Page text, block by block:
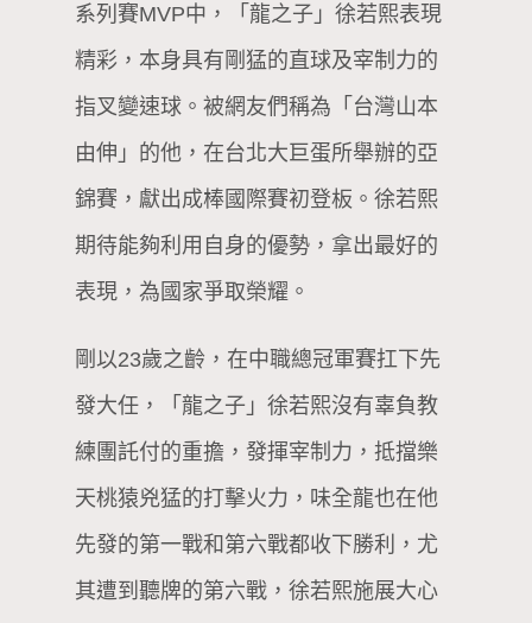
系列賽MVP中，「龍之子」徐若熙表現
精彩，本身具有剛猛的直球及宰制力的
指叉變速球。被網友們稱為「台灣山本
由伸」的他，在台北大巨蛋所舉辦的亞
錦賽，獻出成棒國際賽初登板。徐若熙
期待能夠利用自身的優勢，拿出最好的
表現，為國家爭取榮耀。
剛以23歲之齡，在中職總冠軍賽扛下先
發大任，「龍之子」徐若熙沒有辜負教
練團託付的重擔，發揮宰制力，抵擋樂
天桃猿兇猛的打擊火力，味全龍也在他
先發的第一戰和第六戰都收下勝利，尤
其遭到聽牌的第六戰，徐若熙施展大心